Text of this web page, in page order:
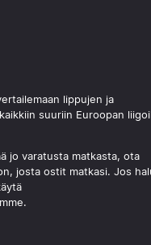
lippujen ja
suuriin Euroopan
jo varatusta matkasta, ota
josta ostit matkasi. Jos